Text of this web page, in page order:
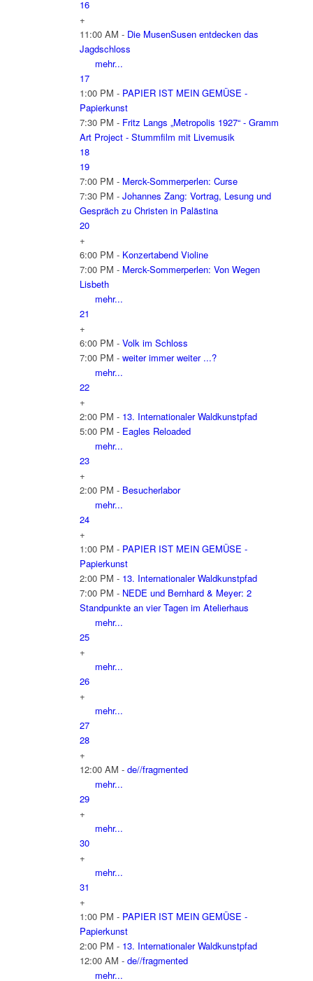
16
+
11:00 AM - Die MusenSusen entdecken das
Jagdschloss
mehr...
17
1:00 PM - PAPIER IST MEIN GEMÜSE -
Papierkunst
7:30 PM - Fritz Langs „Metropolis 1927“ - Gramm
Art Project - Stummfilm mit Livemusik
18
19
7:00 PM - Merck-Sommerperlen: Curse
7:30 PM - Johannes Zang: Vortrag, Lesung und
Gespräch zu Christen in Palästina
20
+
6:00 PM - Konzertabend Violine
7:00 PM - Merck-Sommerperlen: Von Wegen
Lisbeth
mehr...
21
+
6:00 PM - Volk im Schloss
7:00 PM - weiter immer weiter ...?
mehr...
22
+
2:00 PM - 13. Internationaler Waldkunstpfad
5:00 PM - Eagles Reloaded
mehr...
23
+
2:00 PM - Besucherlabor
mehr...
24
+
1:00 PM - PAPIER IST MEIN GEMÜSE -
Papierkunst
2:00 PM - 13. Internationaler Waldkunstpfad
7:00 PM - NEDE und Bernhard & Meyer: 2
Standpunkte an vier Tagen im Atelierhaus
mehr...
25
+
mehr...
26
+
mehr...
27
28
+
12:00 AM - de//fragmented
mehr...
29
+
mehr...
30
+
mehr...
31
+
1:00 PM - PAPIER IST MEIN GEMÜSE -
Papierkunst
2:00 PM - 13. Internationaler Waldkunstpfad
12:00 AM - de//fragmented
mehr...